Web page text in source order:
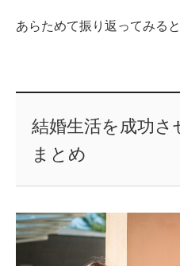
あらためて振り返ってみる
結婚生活を成功さ
まとめ